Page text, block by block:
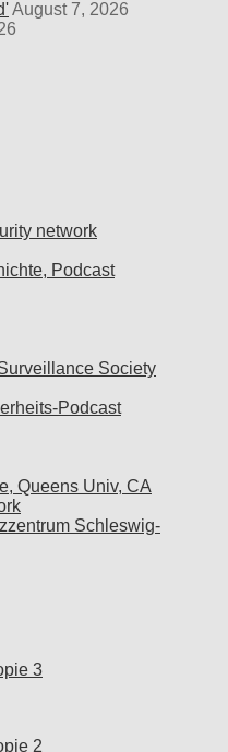
August 7, 2026
network
Podcast
Society
Podcast
Queens Univ, CA
Schleswig-
3
2